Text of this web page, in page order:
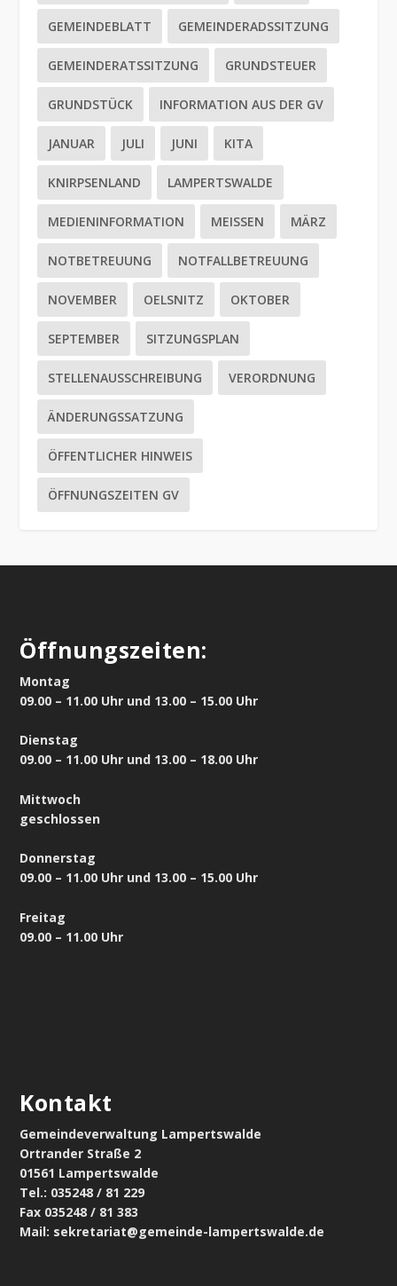
GEMEINDEBLATT GEMEINDERADSSITZUNG
GEMEINDERATSSITZUNG GRUNDSTEUER
GRUNDSTÜCK INFORMATION AUS DER GV
JANUAR JULI JUNI KITA
KNIRPSENLAND LAMPERTSWALDE
MEDIENINFORMATION MEISSEN MÄRZ
NOTBETREUUNG NOTFALLBETREUUNG
NOVEMBER OELSNITZ OKTOBER
SEPTEMBER SITZUNGSPLAN
STELLENAUSSCHREIBUNG VERORDNUNG
ÄNDERUNGSSATZUNG
ÖFFENTLICHER HINWEIS
ÖFFNUNGSZEITEN GV
Öffnungszeiten:
Montag
09.00 – 11.00 Uhr und 13.00 – 15.00 Uhr
Dienstag
09.00 – 11.00 Uhr und 13.00 – 18.00 Uhr
Mittwoch
geschlossen
Donnerstag
09.00 – 11.00 Uhr und 13.00 – 15.00 Uhr
Freitag
09.00 – 11.00 Uhr
Kontakt
Gemeindeverwaltung Lampertswalde
Ortrander Straße 2
01561 Lampertswalde
Tel.: 035248 / 81 229
Fax 035248 / 81 383
Mail: sekretariat@gemeinde-lampertswalde.de